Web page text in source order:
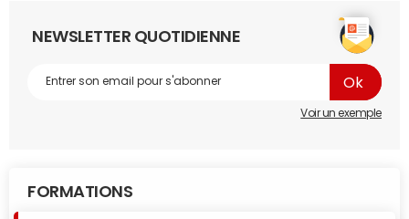
NEWSLETTER QUOTIDIENNE
Voir un exemple
FORMATIONS